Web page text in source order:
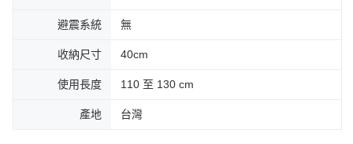
避震系統 無
收納尺寸 40cm
使用長度 110 至 130 cm
產地 台灣